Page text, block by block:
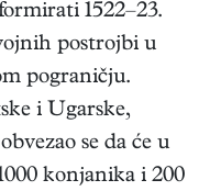
1522–23.
postrojbi u
pograničju.
i Ugarske,
obvezao se da će u
konjanika i 200